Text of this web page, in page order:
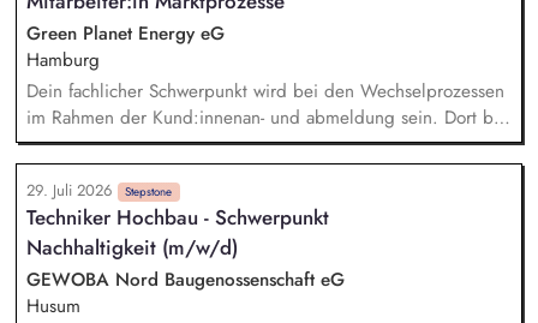
Datenbanken Abteilungsorganisatorische Aufgaben und
allgemeine Bürotätigkeiten Organisation von
Gesellschafterversammlungen und Kommunikation mit
internen und externen Projektpartnern/Ansprechpartnern
Green Planet Energy eG
Hamburg
Dein fachlicher Schwerpunkt wird bei den Wechselprozessen
im Rahmen der Kund:innenan- und abmeldung sein. Dort bist
du für die eigenverantwortliche Bearbeitung aller anfallenden
Aufgaben zuständig. Im Austausch mit Marktpartnern, den
Kund:innen und angrenzenden Fachbereichen klärst du
offene Fragen und findest gemeinsam Lösungen. Du bist der
Second-Level-Support für den Kundenservice und
Geschäftskundenvertrieb.
29. Juli 2026 Stepstone
Techniker Hochbau - Schwerpunkt
Nachhaltigkeit (m/w/d)
GEWOBA Nord Baugenossenschaft eG
Husum